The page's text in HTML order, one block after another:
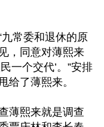
常委和退休的原
，同意对薄熙来
一个交代’。”安排
给了薄熙来。
薄熙来就是调查